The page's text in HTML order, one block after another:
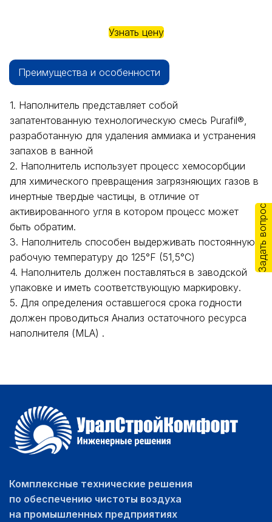
Узнать цену
Преимущества и особенности
1. Наполнитель представляет собой
запатентованную технологическую смесь Purafil®,
разработанную для удаления аммиака и устранения
запахов в ванной
2. Наполнитель использует процесс хемосорбции
для химического превращения загрязняющих газов в
инертные твердые частицы, в отличие от
активированного угля в котором процесс может
быть обратим.
3. Наполнитель способен выдерживать постоянную
рабочую температуру до 125°F (51,5°С)
4. Наполнитель должен поставляться в заводской
упаковке и иметь соответствующую маркировку.
5. Для определения оставшегося срока годности
должен проводиться Анализ остаточного ресурса
наполнителя (MLA) .
Комплексные технические решения
по обеспечению чистоты воздуха
на промышленных предприятиях
Задать вопрос